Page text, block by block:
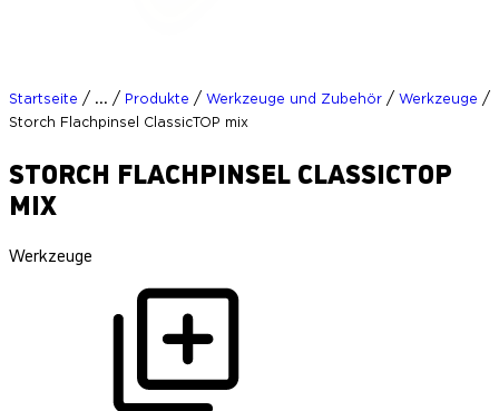
Startseite / ... / Produkte / Werkzeuge und Zubehör / Werkzeuge /
Storch Flachpinsel ClassicTOP mix
STORCH FLACHPINSEL CLASSICTOP
MIX
Werkzeuge